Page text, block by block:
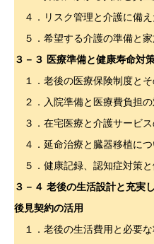
４．リスク管理と介護に備
５．希望する介護の準備と家
３－３ 医療準備と健康寿命対
１．老後の医療保険制度と
２．入院準備と医療費負担
３．在宅医療と介護サービ
４．延命治療と臓器移植に
５．健康記録、認知症対策
３－４ 老後の生活設計と充実
後見契約の活用
１．老後の生活費用と必要な